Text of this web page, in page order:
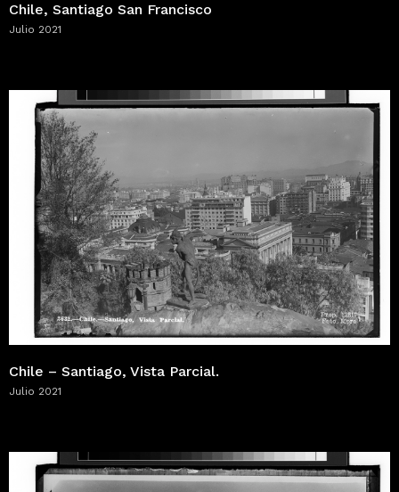
Chile, Santiago San Francisco
Julio 2021
Chile – Santiago, Vista Parcial.
Julio 2021